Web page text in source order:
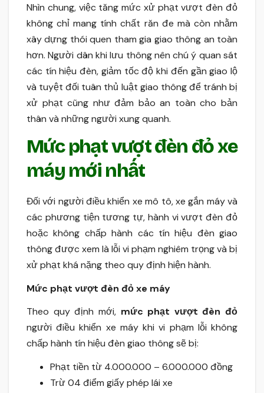
Nhìn chung, việc tăng mức xử phạt vượt đèn đỏ
không chỉ mang tính chất răn đe mà còn nhằm
xây dựng thói quen tham gia giao thông an toàn
hơn. Người dân khi lưu thông nên chú ý quan sát
các tín hiệu đèn, giảm tốc độ khi đến gần giao lộ
và tuyệt đối tuân thủ luật giao thông để tránh bị
xử phạt cũng như đảm bảo an toàn cho bản
thân và những người xung quanh.
Mức phạt vượt đèn đỏ xe
máy mới nhất
Đối với người điều khiển xe mô tô, xe gắn máy và
các phương tiện tương tự, hành vi vượt đèn đỏ
hoặc không chấp hành các tín hiệu đèn giao
thông được xem là lỗi vi phạm nghiêm trọng và bị
xử phạt khá nặng theo quy định hiện hành.
Mức phạt vượt đèn đỏ xe máy
Theo quy định mới, mức phạt vượt đèn đỏ
người điều khiển xe máy khi vi phạm lỗi không
chấp hành tín hiệu đèn giao thông sẽ bị:
Phạt tiền từ 4.000.000 – 6.000.000 đồng
Trừ 04 điểm giấy phép lái xe